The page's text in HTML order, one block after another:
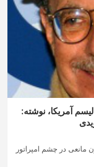
آمریکا، نوشته:
در چشم امپراتور